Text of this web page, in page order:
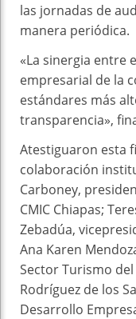
las jornadas de
manera periódica.
«La sinergia entre
empresarial de la
estándares más
transparencia»,
Atestiguaron esta
colaboración
Carboney,
CMIC Chiapas;
Zebadúa,
Ana Karen
Sector Turismo
Rodríguez de los
Desarrollo